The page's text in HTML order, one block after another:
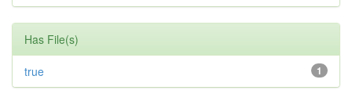
Has File(s)
1
true